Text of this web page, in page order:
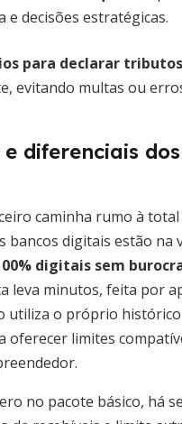
e decisões estratégicas.
para declarar tributos
evitando multas ou
e diferenciais
caminha rumo à total
bancos digitais estão na
digitais sem
leva minutos, feita por
utiliza o próprio histórico
oferecer limites
no pacote básico, há